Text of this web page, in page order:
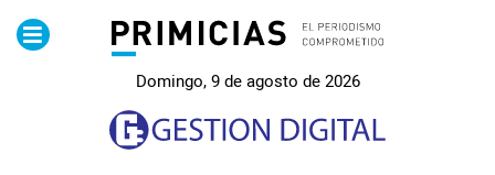
Domingo, 9 de agosto de 2026
Lo Último